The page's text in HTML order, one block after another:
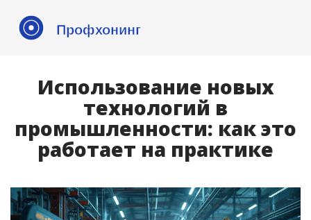
Использование новых
технологий в
промышленности: как это
работает на практике